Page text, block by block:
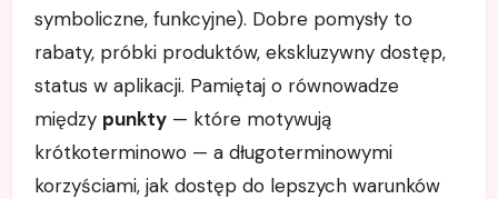
symboliczne, funkcyjne). Dobre pomysły to
rabaty, próbki produktów, ekskluzywny dostęp,
status w aplikacji. Pamiętaj o równowadze
między punkty— które motywują
krótkoterminowo — a długoterminowymi
korzyściami, jak dostęp do lepszych warunków